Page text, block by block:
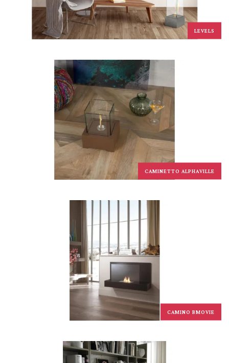
LEVELS
CAMINETTO ALPHAVILLE
CAMINO BMOVIE